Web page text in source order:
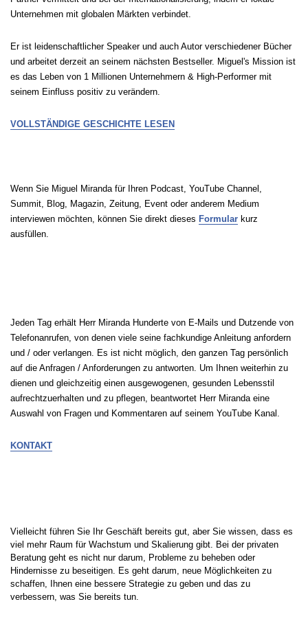
Unternehmen mit globalen Märkten verbindet.
Er ist leidenschaftlicher Speaker und auch Autor verschiedener Bücher
und arbeitet derzeit an seinem nächsten Bestseller. Miguel's Mission ist
es das Leben von 1 Millionen Unternehmern & High-Performer mit
seinem Einfluss positiv zu verändern.
VOLLSTÄNDIGE GESCHICHTE LESEN
Wenn Sie Miguel Miranda für Ihren Podcast, YouTube Channel,
Summit, Blog, Magazin, Zeitung, Event oder anderem Medium
interviewen möchten, können Sie direkt dieses Formular kurz
ausfüllen.
Jeden Tag erhält Herr Miranda Hunderte von E-Mails und Dutzende von
Telefonanrufen, von denen viele seine fachkundige Anleitung anfordern
und / oder verlangen. Es ist nicht möglich, den ganzen Tag persönlich
auf die Anfragen / Anforderungen zu antworten. Um Ihnen weiterhin zu
dienen und gleichzeitig einen ausgewogenen, gesunden Lebensstil
aufrechtzuerhalten und zu pflegen, beantwortet Herr Miranda eine
Auswahl von Fragen und Kommentaren auf seinem YouTube Kanal.
KONTAKT
Vielleicht führen Sie Ihr Geschäft bereits gut, aber Sie wissen, dass es
viel mehr Raum für Wachstum und Skalierung gibt. Bei der privaten
Beratung geht es nicht nur darum, Probleme zu beheben oder
Hindernisse zu beseitigen. Es geht darum, neue Möglichkeiten zu
schaffen, Ihnen eine bessere Strategie zu geben und das zu
verbessern, was Sie bereits tun.